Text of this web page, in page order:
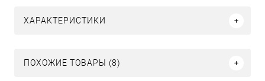
ХАРАКТЕРИСТИКИ
ПОХОЖИЕ ТОВАРЫ (8)